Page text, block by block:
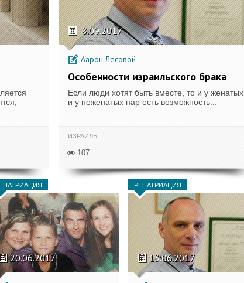
8.09.2017
Аарон Лесовой
Особенности израильского брака
Если люди хотят быть вместе, то и у женатых
и у неженатых пар есть возможность...
ИЗРАИЛЬ
107
20.06.2017
РЕПАТРИАЦИЯ
13.06.2017